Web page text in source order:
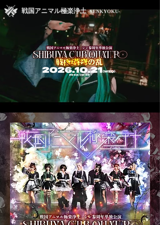
戦国アニマル極楽浄土-SENKYOKU-